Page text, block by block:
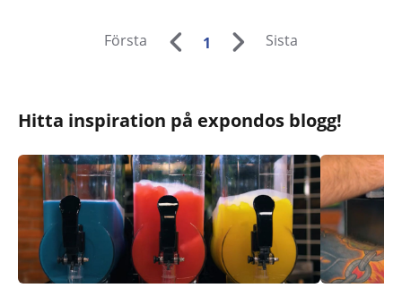
Första 1 Sista
Hitta inspiration på expondos blogg!